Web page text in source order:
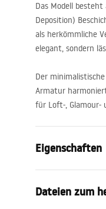
Das Modell
Deposition)
als herkömmliche
elegant, sondern
Der
Armatur
für Loft-, Glamour-
Eigenschaften
Montageart
Dateien zum